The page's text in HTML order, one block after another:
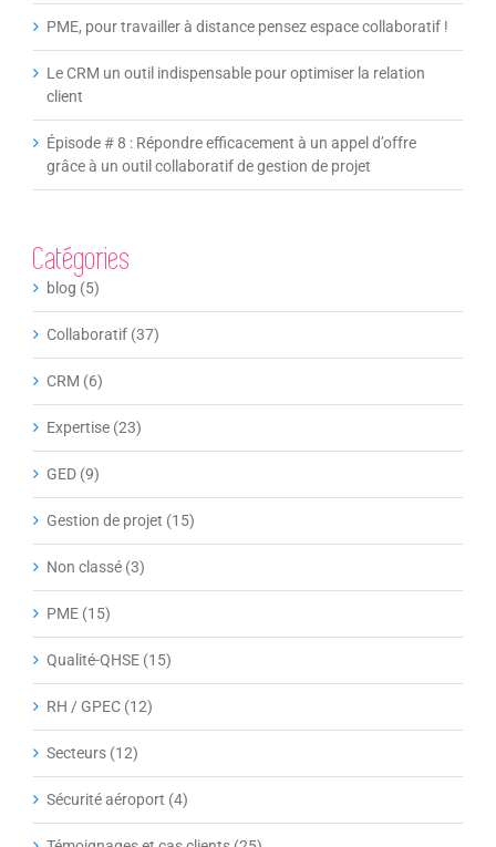
PME, pour travailler à distance pensez espace collaboratif !
Le CRM un outil indispensable pour optimiser la relation
client
Épisode # 8 : Répondre efficacement à un appel d’offre
grâce à un outil collaboratif de gestion de projet
Catégories
blog (5)
Collaboratif (37)
CRM (6)
Expertise (23)
GED (9)
Gestion de projet (15)
Non classé (3)
PME (15)
Qualité-QHSE (15)
RH / GPEC (12)
Secteurs (12)
Sécurité aéroport (4)